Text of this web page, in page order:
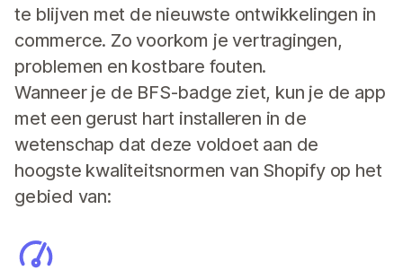
te blijven met de nieuwste ontwikkelingen in
commerce. Zo voorkom je vertragingen,
problemen en kostbare fouten.
Wanneer je de BFS-badge ziet, kun je de app
met een gerust hart installeren in de
wetenschap dat deze voldoet aan de
hoogste kwaliteitsnormen van Shopify op het
gebied van: